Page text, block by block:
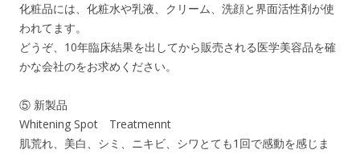
化粧品には、化粧水や乳液、クリーム、洗顔と界面活性剤が使
われてます。
どうぞ、10年臨床結果を出してから販売される医学美容品を確
かな会社のをお求めください。
⑤ 新製品
Whitening Spot Treatmennt
肌荒れ、美白、シミ、ニキビ、シワとても1回で感動を感じま